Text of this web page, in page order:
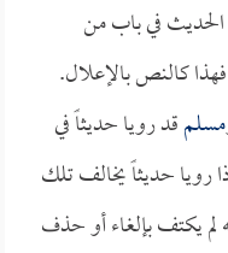
في باب من
كالنص بالإعلال.
مسلمقد رويا حديثاً في
رويا حديثاً يخالف تلك
لم يكتف بإلغاء أو حذف